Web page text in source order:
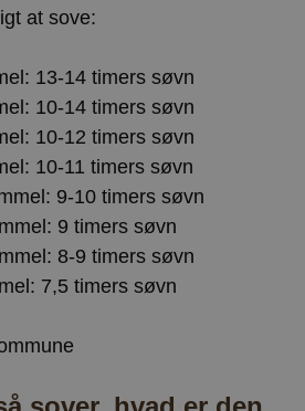
at sove:
13-14 timers søvn
10-14 timers søvn
10-12 timers søvn
10-11 timers søvn
9-10 timers søvn
9 timers søvn
8-9 timers søvn
7,5 timers søvn